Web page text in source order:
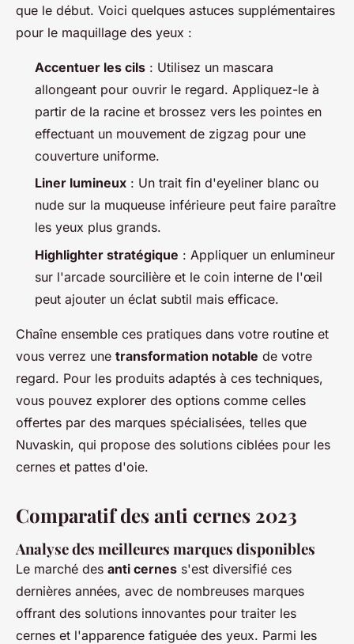
que le début. Voici quelques astuces supplémentaires
pour le maquillage des yeux :
Accentuer les cils : Utilisez un mascara
allongeant pour ouvrir le regard. Appliquez-le à
partir de la racine et brossez vers les pointes en
effectuant un mouvement de zigzag pour une
couverture uniforme.
Liner lumineux : Un trait fin d'eyeliner blanc ou
nude sur la muqueuse inférieure peut faire paraître
les yeux plus grands.
Highlighter stratégique : Appliquer un enlumineur
sur l'arcade sourcilière et le coin interne de l'œil
peut ajouter un éclat subtil mais efficace.
Chaîne ensemble ces pratiques dans votre routine et
vous verrez une transformation notable de votre
regard. Pour les produits adaptés à ces techniques,
vous pouvez explorer des options comme celles
offertes par des marques spécialisées, telles que
Nuvaskin, qui propose des solutions ciblées pour les
cernes et pattes d'oie.
Comparatif des anti cernes 2023
Analyse des meilleures marques disponibles
Le marché des anti cernes s'est diversifié ces
dernières années, avec de nombreuses marques
offrant des solutions innovantes pour traiter les
cernes et l'apparence fatiguée des yeux. Parmi les